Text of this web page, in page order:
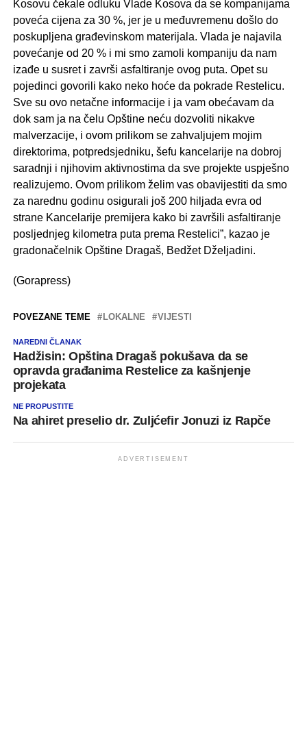
Kosovu čekale odluku Vlade Kosova da se kompanijama
poveća cijena za 30 %, jer je u međuvremenu došlo do
poskupljena građevinskom materijala. Vlada je najavila
povećanje od 20 % i mi smo zamoli kompaniju da nam
izađe u susret i završi asfaltiranje ovog puta. Opet su
pojedinci govorili kako neko hoće da pokrade Restelicu.
Sve su ovo netačne informacije i ja vam obećavam da
dok sam ja na čelu Opštine neću dozvoliti nikakve
malverzacije, i ovom prilikom se zahvaljujem mojim
direktorima, potpredsjedniku, šefu kancelarije na dobroj
saradnji i njihovim aktivnostima da sve projekte uspješno
realizujemo. Ovom prilikom želim vas obavijestiti da smo
za narednu godinu osigurali još 200 hiljada evra od
strane Kancelarije premijera kako bi završili asfaltiranje
posljednjeg kilometra puta prema Restelici”, kazao je
gradonačelnik Opštine Dragaš, Bedžet Dželjadini.
(Gorapress)
POVEZANE TEME LOKALNE VIJESTI
NAREDNI ČLANAK
Hadžisin: Opština Dragaš pokušava da se
opravda građanima Restelice za kašnjenje
projekata
NE PROPUSTITE
Na ahiret preselio dr. Zuljćefir Jonuzi iz Rapče
ADVERTISEMENT